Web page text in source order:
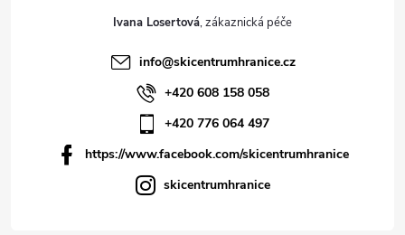
Ivana Losertová
info@skicentrumhranice.cz
+420 608 158 058
+420 776 064 497
https://www.facebook.com/skicentrumhranice
skicentrumhranice